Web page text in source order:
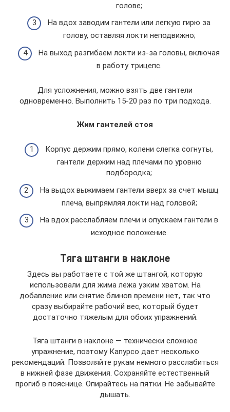
голове;
На вдох заводим гантели или легкую гирю за
голову, оставляя локти неподвижно;
На выход разгибаем локти из-за головы, включая
в работу трицепс.
Для усложнения, можно взять две гантели
одновременно. Выполнить 15-20 раз по три подхода.
Жим гантелей стоя
Корпус держим прямо, колени слегка согнуты,
гантели держим над плечами по уровню
подбородка;
На выдох выжимаем гантели вверх за счет мышц
плеча, выпрямляя локти над головой;
На вдох расслабляем плечи и опускаем гантели в
исходное положение.
Тяга штанги в наклоне
Здесь вы работаете с той же штангой, которую
использовали для жима лежа узким хватом. На
добавление или снятие блинов времени нет, так что
сразу выбирайте рабочий вес, который будет
достаточно тяжелым для обоих упражнений.
Тяга штанги в наклоне — технически сложное
упражнение, поэтому Капурсо дает несколько
рекомендаций. Позволяйте рукам немного расслабиться
в нижней фазе движения. Сохраняйте естественный
прогиб в пояснице. Опирайтесь на пятки. Не забывайте
дышать.